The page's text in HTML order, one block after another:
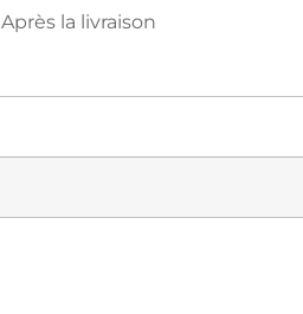
Après la livraison